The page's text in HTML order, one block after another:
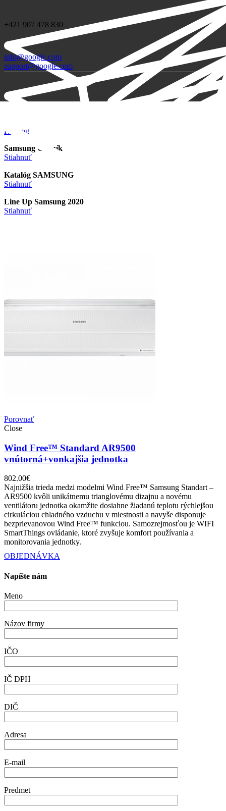
+421 907 478 830
info@google.com
support@google.com
Katalóg
Samsung Cenník
Stiahnuť
Katalóg SAMSUNG
Stiahnuť
Line Up Samsung 2020
Stiahnuť
Porovnať
Close
Wind Free™ Standard AR9500
vnútorná+vonkajšia jednotka
802.00€
Najnižšia trieda medzi modelmi Wind Free™ Samsung Standart –
AR9500 kvôli unikátnemu trianglovému dizajnu a novému
ventilátoru jednotka okamžite dosiahne žiadanú teplotu rýchlejšou
cirkuláciou chladného vzduchu v miestnosti a navyše disponuje
bezprievanovou Wind Free™ funkciou. Samozrejmosťou je WIFI
SmartThings ovládanie, ktoré zvyšuje komfort používania a
monitorovania jednotky.
OBJEDNÁVKA
Napíšte nám
Meno
Názov firmy
IČO
IČ DPH
DIČ
Adresa
E-mail
Predmet